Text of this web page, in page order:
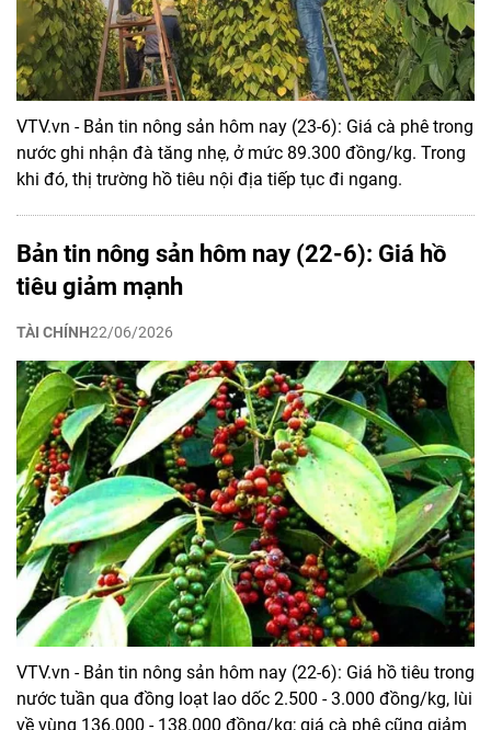
VTV.vn - Bản tin nông sản hôm nay (23-6): Giá cà phê trong
nước ghi nhận đà tăng nhẹ, ở mức 89.300 đồng/kg. Trong
khi đó, thị trường hồ tiêu nội địa tiếp tục đi ngang.
Bản tin nông sản hôm nay (22-6): Giá hồ
tiêu giảm mạnh
TÀI CHÍNH22/06/2026
VTV.vn - Bản tin nông sản hôm nay (22-6): Giá hồ tiêu trong
nước tuần qua đồng loạt lao dốc 2.500 - 3.000 đồng/kg, lùi
về vùng 136.000 - 138.000 đồng/kg; giá cà phê cũng giảm